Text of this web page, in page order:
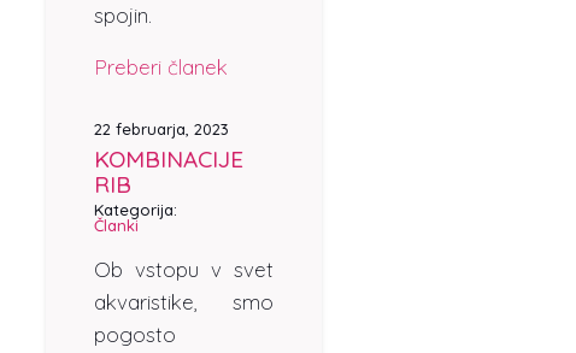
spojin.
Preberi članek
22 februarja, 2023
KOMBINACIJE
RIB
Kategorija:
Članki
Ob vstopu v svet
akvaristike, smo
pogosto